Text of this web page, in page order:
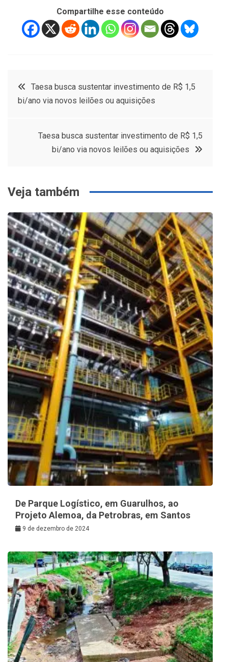
Compartilhe esse conteúdo
Navegação
de
Post
Taesa busca sustentar investimento de R$ 1,5
bi/ano via novos leilões ou aquisições
Taesa busca sustentar investimento de R$ 1,5
bi/ano via novos leilões ou aquisições
Veja também
De Parque Logístico, em Guarulhos, ao
Projeto Alemoa, da Petrobras, em Santos
9 de dezembro de 2024